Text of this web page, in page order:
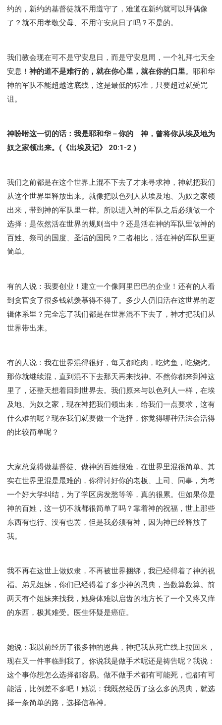
约的，新约的基督徒就不用遵守了，难道在新约就可以拜偶像
了？就不用孝敬父母、不用守安息日了吗？不是的。
我们教会现在可不是守安息日，而是守安息周，一个礼拜七天全
安息！ 神的道不是难行的，就在你心里，就在你的口里。耶和华
神的军队不能超越这底线，这是最低的标准，只要超过就受咒
诅。
神吩咐这一切的话：我是耶和华－你的 神，曾将你从埃及地为
奴之家领出来。(《出埃及记》 20:1-2 )
我们之前都是在这个世界上混不下去了才来寻求神，神就把我们
从这个世界里释放出来。就像把以色列人从埃及地、为奴之家领
出来，带到神的军队里一样。所以进入神的军队之后必须做一个
选择：是依然活在世界的规则当中？还是活在神的军队里做神的
百姓、祭司的国度、圣洁的国民？二者相比，活在神的军队里更
简单。
有的人说：我要创业！建立一个像阿里巴巴的企业！还有的人看
到贪官贪了很多钱就羡慕得不得了。多少人仍旧活在这世界的逻
辑体系里？完全忘了我们都是在世界混不下去了，神才把我们从
世界带出来。
有的人说：我在世界混得很好，每天都吃肉，吃烤鱼，吃烧烤。
那你就继续混，直到混不下去那天再来找神。不然你都来到神这
里了，还整天想着回到世界去。我们原来与以色列人一样，在埃
及地、为奴之家，现在神把我们领出来，给我们一点要求，这有
什么难的呢？现在我们就要做一个选择，你觉得哪种活法会活得
的比较简单呢？
大家总觉得做基督徒、做神的百姓很难，在世界里混很简单。其
实在世界里混是最难的，你得讨好你的老板、上司、同事，为考
一个好大学纠结，为了学区房发愁等等，真的很累。但如果你是
神的百姓，这一切不就都很简单了吗？靠着神的祝福，世上那些
东西有也行、没有也罢，但是我必须有神，因为神已经释放了
我。
我不再在这世上做奴隶，不再被世界捆绑，我已经得着了神的祝
福。弟兄姐妹，你们已经得着了多少神的恩典，当数算数算。前
两天有个姐妹来找我，她身体难以启齿的地方长了一个又疼又痒
的东西，极其难受。医生怀疑是癌症。
她说：我以前经历了很多神的恩典，神把我从死亡线上拉回来，
现在又一件事临到我了。你说我是做手术呢还是祷告呢？我说：
这个事你想怎么选择都容易。做不做手术都有可能死，也都有可
能活，比例差不多吧！她说：我既然经历了这么多的恩典，就选
择一条简单的路，选择信靠神。